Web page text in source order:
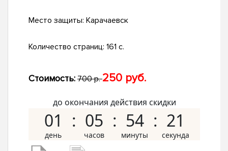
Место защиты: Карачаевск
Количество страниц: 161 с.
Стоимость: 700 р.250 руб.
до окончания действия скидки
01 05 54 20